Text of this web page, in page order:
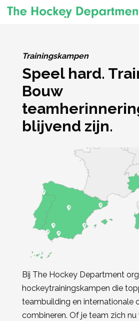
Skip
Trainingskampen
Speel hard.
Bouw
blijvend zijn.
Bij The Hockey Department
hockeytrainingskampen die
teambuilding en internationale
combineren. Of je team zich